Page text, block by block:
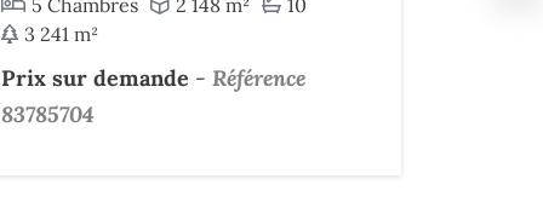
5 Chambres
2 148 m²
10
3 241 m²
Prix sur demande - Référence
83785704